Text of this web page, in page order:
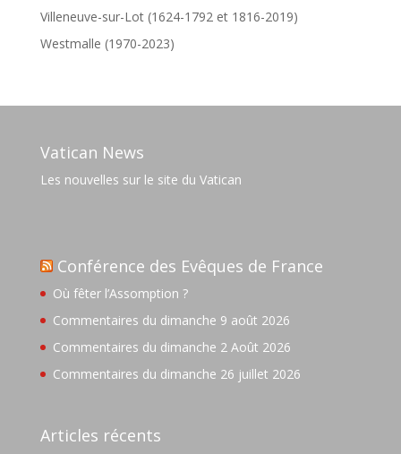
Villeneuve-sur-Lot (1624-1792 et 1816-2019)
Westmalle (1970-2023)
Vatican News
Les nouvelles sur le site du Vatican
Conférence des Evêques de France
Où fêter l’Assomption ?
Commentaires du dimanche 9 août 2026
Commentaires du dimanche 2 Août 2026
Commentaires du dimanche 26 juillet 2026
Articles récents